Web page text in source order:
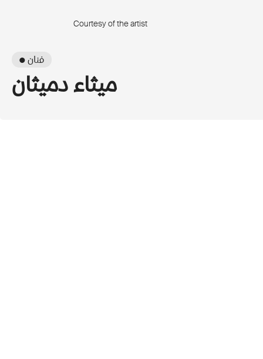
Courtesy of the artist
● فنان
ميثاء دميثان